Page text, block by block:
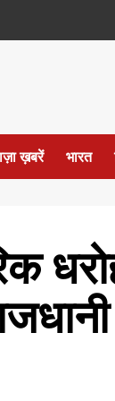
ख़बरें भारत